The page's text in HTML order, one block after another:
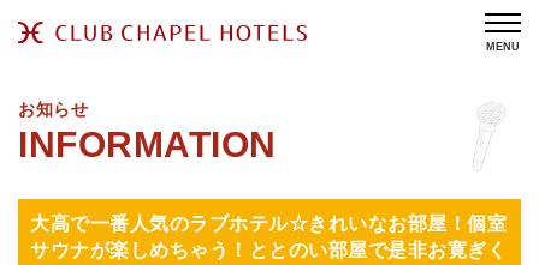
MENU
お知らせ
大高で一番人気のラブホテル☆きれいなお部屋！個室
サウナが楽しめちゃう！ととのい部屋で是非お寛ぎく